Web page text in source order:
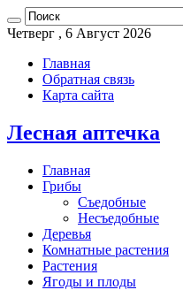
Четверг , 6 Август 2026
Главная
Обратная связь
Карта сайта
Лесная аптечка
Главная
Грибы
Съедобные
Несъедобные
Деревья
Комнатные растения
Растения
Ягоды и плоды